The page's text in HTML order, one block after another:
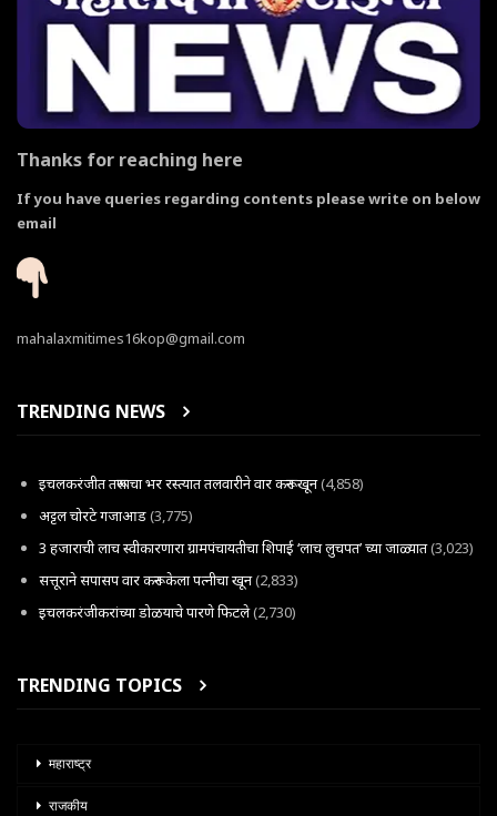
Thanks for reaching here
If you have queries regarding contents please write on below
email
mahalaxmitimes16kop@gmail.com
TRENDING NEWS
इचलकरंजीत तरूणाचा भर रस्त्यात तलवारीने वार करून खून(4,858)
अट्टल चोरटे गजाआड(3,775)
3 हजाराची लाच स्वीकारणारा ग्रामपंचायतीचा शिपाई ‘लाच लुचपत’ च्या जाळ्यात(3,023)
सत्तूराने सपासप वार करून केला पत्नीचा खून(2,833)
इचलकरंजीकरांच्या डोळयाचे पारणे फिटले(2,730)
TRENDING TOPICS
महाराष्ट्र
राजकीय